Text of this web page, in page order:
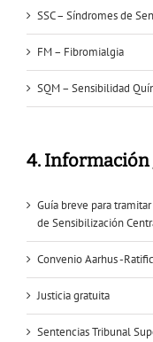
SSC – Síndromes de
FM – Fibromialgia
SQM – Sensibilidad
4. Información
Guía breve para
de Sensibilización
Convenio Aarhus -
Justicia gratuita
Sentencias Tribunal